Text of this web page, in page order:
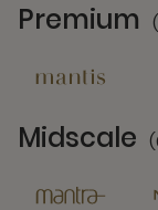
Premium
Midscale